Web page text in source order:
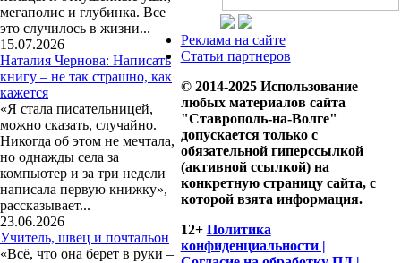
мегаполис и глубинка. Все
это случилось в жизни...
15.07.2026
Наталия Чернова: Написать
книгу – не так страшно, как
кажется
«Я стала писательницей,
можно сказать, случайно.
Никогда об этом не мечтала,
но однажды села за
компьютер и за три недели
написала первую книжку», –
рассказывает...
23.06.2026
Учитель, швец и почтальон
«Всё, что она берет в руки –
Реклама на сайте
Статьи партнеров
© 2014-2025 Использование
любых материалов сайта
"Ставрополь-на-Волге"
допускается только с
обязательной гиперссылкой
(активной ссылкой) на
конкретную страницу сайта, с
которой взята информация.
12+ Политика
конфиденциальности |